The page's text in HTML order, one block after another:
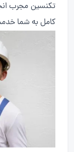
تکنسین مجرب
کامل به شما